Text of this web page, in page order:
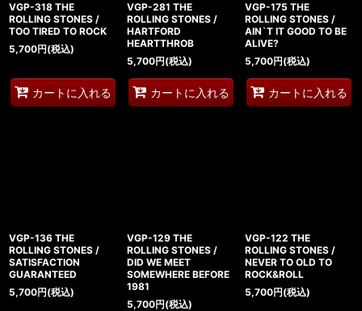
VGP-318 THE
ROLLING STONES /
TOO TIRED TO ROCK
5,700円(税込)
カートに入れる
VGP-281 THE
ROLLING STONES /
HARTFORD
HEARTTHROB
5,700円(税込)
カートに入れる
VGP-175 THE
ROLLING STONES /
AIN`T IT GOOD TO BE
ALIVE?
5,700円(税込)
カートに入れる
VGP-136 THE
ROLLING STONES /
SATISFACTION
GUARANTEED
5,700円(税込)
VGP-129 THE
ROLLING STONES /
DID WE MEET
SOMEWHERE BEFORE
1981
5,700円(税込)
VGP-122 THE
ROLLING STONES /
NEVER TO OLD TO
ROCK&ROLL
5,700円(税込)